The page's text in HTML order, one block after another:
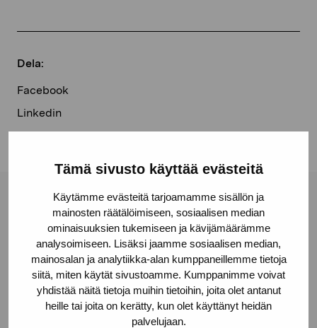
Tämä sivusto käyttää evästeitä
Käytämme evästeitä tarjoamamme sisällön ja
mainosten räätälöimiseen, sosiaalisen median
ominaisuuksien tukemiseen ja kävijämäärämme
analysoimiseen. Lisäksi jaamme sosiaalisen median,
mainosalan ja analytiikka-alan kumppaneillemme tietoja
siitä, miten käytät sivustoamme. Kumppanimme voivat
yhdistää näitä tietoja muihin tietoihin, joita olet antanut
heille tai joita on kerätty, kun olet käyttänyt heidän
palvelujaan.
Dela:
Facebook
Linkedin
Stiftelsen Pro Artibus
Gustav Wasas gata 11
10600 Ekenäs
proartibus@proartibus.fi
+358 (0)50 371 6339